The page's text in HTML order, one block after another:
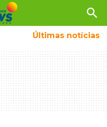
search
Últimas notícias